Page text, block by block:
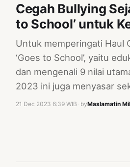
Cegah Bullying
to School’ untuk
Untuk memperingati Haul
‘Goes to School’, yaitu
dan mengenali 9 nilai
2023 ini juga menyasar
21 Dec 2023 6:39 WIB byMaslamatin